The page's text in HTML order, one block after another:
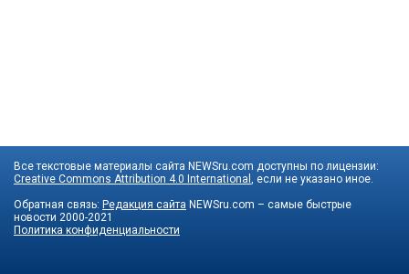
Все текстовые материалы сайта NEWSru.com доступны по лицензии:
Creative Commons Attribution 4.0 International , если не указано иное.
Обратная связь: Редакция сайта NEWSru.com – самые быстрые
новости 2000-2021
Политика конфиденциальности